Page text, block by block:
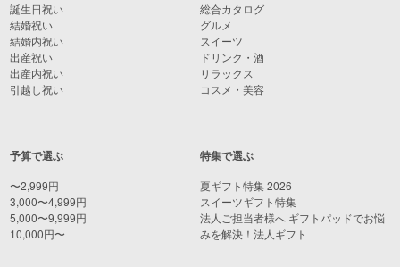
誕生日祝い
結婚祝い
結婚内祝い
出産祝い
出産内祝い
引越し祝い
予算で選ぶ
〜2,999円
3,000〜4,999円
5,000〜9,999円
10,000円〜
総合カタログ
グルメ
スイーツ
ドリンク・酒
リラックス
コスメ・美容
特集で選ぶ
夏ギフト特集 2026
スイーツギフト特集
法人ご担当者様へ ギフトパッドでお悩
みを解決！法人ギフト